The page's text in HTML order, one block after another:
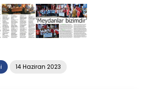
14 Haziran 2023